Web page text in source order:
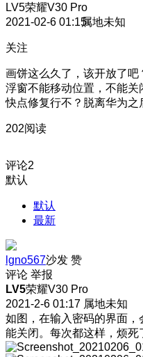
LV5荣耀V30 Pro
2021-02-6 01:15属地未知
关注
画饼这么久了，该开放了吧
浮窗不能移动位置，不能
快点修复行不？脱离华为之
202阅读
评论2
默认
默认
最新
lgno567沙发 赞
评论 举报
LV5荣耀V30 Pro
2021-2-6 01:17 属地未知
如图，在输入密码的界面
能关闭。每次都这样，烦死